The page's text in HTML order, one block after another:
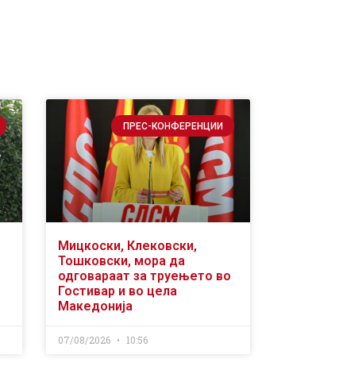
ПРЕС-КОНФЕРЕНЦИИ
Мицкоски, Клековски,
Тошковски, мора да
одговараат за труењето во
Гостивар и во цела
Македонија
07/08/2026 10:56